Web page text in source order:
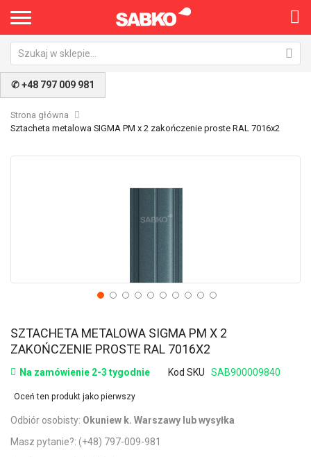
✆ +48 797 009 981
Strona główna
Sztacheta metalowa SIGMA PM x 2 zakończenie proste RAL 7016x2
SZTACHETA METALOWA SIGMA PM X 2
ZAKOŃCZENIE PROSTE RAL 7016X2
Na zamówienie 2-3 tygodnie Kod SKU SAB900009840
Oceń ten produkt jako pierwszy
Odbiór osobisty: Okuniew k. Warszawy lub wysyłka
Masz pytanie?: (+48) 797-009-981